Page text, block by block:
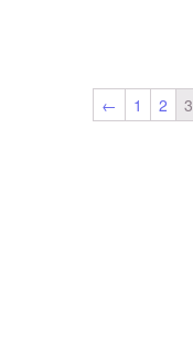
← 1 2 3